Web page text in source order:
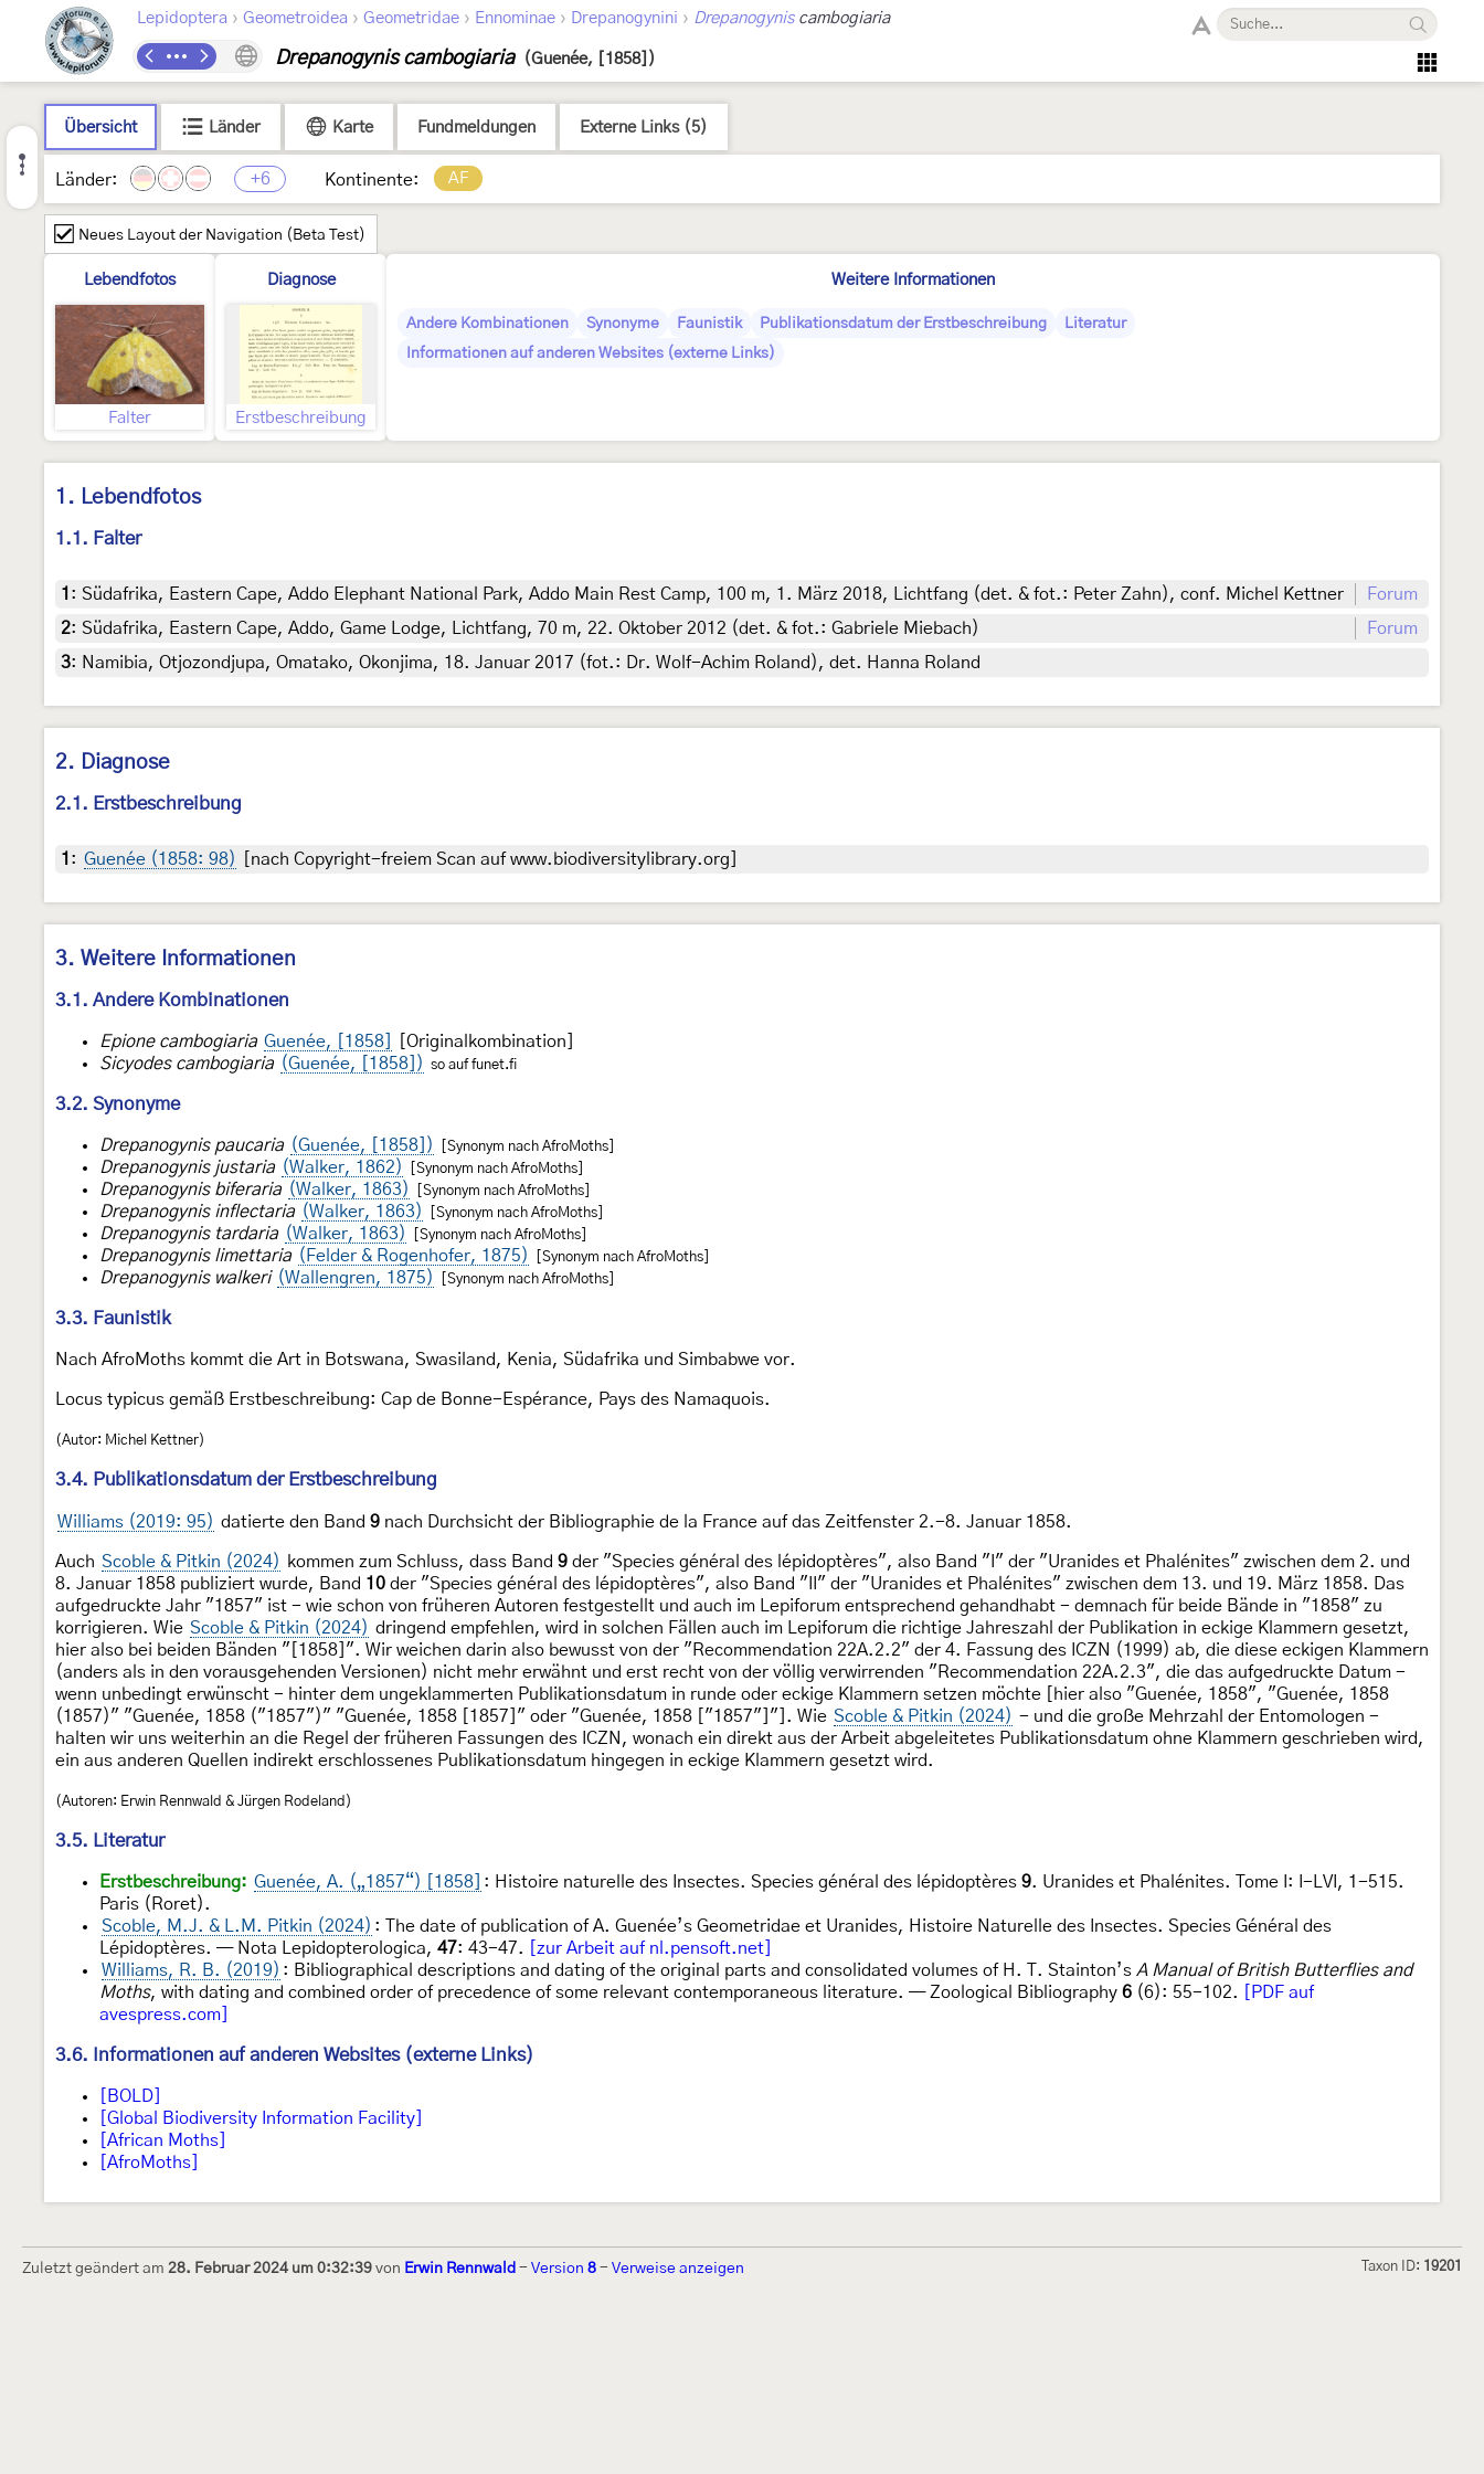
Lepidoptera › Geometroidea › Geometridae › Ennominae › Drepanogynini › Drepanogyniscambogiaria
Drepanogynis cambogiaria (Guenée, [1858])
Übersicht Länder Karte Fundmeldungen Externe Links (5)
Länder: +6 Kontinente: AF
Neues Layout der Navigation (Beta Test)
Lebendfotos
Falter
Diagnose
Erstbeschreibung
Weitere Informationen
Andere Kombinationen Synonyme Faunistik Publikationsdatum der Erstbeschreibung
Literatur
Informationen auf anderen Websites (externe Links)
1. Lebendfotos
1.1. Falter
1 : Südafrika, Eastern Cape, Addo Elephant National Park, Addo Main Rest Camp, 100 m, 1. März 2018, Lichtfang (det. & fot.: Peter Zahn), conf. Michel Kettner
Forum
2: Südafrika, Eastern Cape, Addo, Game Lodge, Lichtfang, 70 m, 22. Oktober 2012 (det. & fot.: Gabriele Miebach)
Forum
3: Namibia, Otjozondjupa, Omatako, Okonjima, 18. Januar 2017 (fot.: Dr. Wolf-Achim Roland), det. Hanna Roland
2. Diagnose
2.1. Erstbeschreibung
1 : Guenée (1858: 98) [nach Copyright-freiem Scan auf www.biodiversitylibrary.org]
3. Weitere Informationen
3.1. Andere Kombinationen
Epione cambogiaria Guenée, [1858]
[Originalkombination]
Sicyodes cambogiaria (Guenée, [1858]) so auf funet.fi
3.2. Synonyme
Drepanogynis paucaria (Guenée, [1858]) [Synonym nach AfroMoths]
Drepanogynis justaria (Walker, 1862) [Synonym nach AfroMoths]
Drepanogynis biferaria (Walker, 1863) [Synonym nach AfroMoths]
Drepanogynis inflectaria (Walker, 1863) [Synonym nach AfroMoths]
Drepanogynis tardaria (Walker, 1863) [Synonym nach AfroMoths]
Drepanogynis limettaria (Felder & Rogenhofer, 1875) [Synonym nach AfroMoths]
Drepanogynis walkeri (Wallengren, 1875) [Synonym nach AfroMoths]
3.3. Faunistik
Nach AfroMoths kommt die Art in Botswana, Swasiland, Kenia, Südafrika und Simbabwe vor.
Locus typicus gemäß Erstbeschreibung: Cap de Bonne-Espérance, Pays des Namaquois.
(Autor: Michel Kettner)
3.4. Publikationsdatum der Erstbeschreibung
Williams (2019: 95) datierte den Band 9 nach Durchsicht der Bibliographie de la France auf das Zeitfenster 2.-8. Januar 1858.
Auch Scoble & Pitkin (2024) kommen zum Schluss, dass Band 9 der "Species général des lépidoptères", also Band "I" der "Uranides et Phalénites" zwischen dem 2. und
8. Januar 1858 publiziert wurde, Band 10 der "Species général des lépidoptères", also Band "II" der "Uranides et Phalénites" zwischen dem 13. und 19. März 1858. Das
aufgedruckte Jahr "1857" ist - wie schon von früheren Autoren festgestellt und auch im Lepiforum entsprechend gehandhabt - demnach für beide Bände in "1858" zu
korrigieren. Wie Scoble & Pitkin (2024) dringend empfehlen, wird in solchen Fällen auch im Lepiforum die richtige Jahreszahl der Publikation in eckige Klammern gesetzt,
hier also bei beiden Bänden "[1858]". Wir weichen darin also bewusst von der "Recommendation 22A.2.2" der 4. Fassung des ICZN (1999) ab, die diese eckigen Klammern
(anders als in den vorausgehenden Versionen) nicht mehr erwähnt und erst recht von der völlig verwirrenden "Recommendation 22A.2.3", die das aufgedruckte Datum -
wenn unbedingt erwünscht - hinter dem ungeklammerten Publikationsdatum in runde oder eckige Klammern setzen möchte [hier also "Guenée, 1858", "Guenée, 1858
(1857)" "Guenée, 1858 ("1857")" "Guenée, 1858 [1857]" oder "Guenée, 1858 ["1857"]"]. Wie Scoble & Pitkin (2024) - und die große Mehrzahl der Entomologen -
halten wir uns weiterhin an die Regel der früheren Fassungen des ICZN, wonach ein direkt aus der Arbeit abgeleitetes Publikationsdatum ohne Klammern geschrieben wird,
ein aus anderen Quellen indirekt erschlossenes Publikationsdatum hingegen in eckige Klammern gesetzt wird.
(Autoren: Erwin Rennwald & Jürgen Rodeland)
3.5. Literatur
Erstbeschreibung: Guenée, A. („1857“) [1858] : Histoire naturelle des Insectes. Species général des lépidoptères 9. Uranides et Phalénites. Tome I: I-LVI, 1-515.
Paris (Roret).
Scoble, M.J. & L.M. Pitkin (2024) : The date of publication of A. Guenée’s Geometridae et Uranides, Histoire Naturelle des Insectes. Species Général des
Lépidoptères. — Nota Lepidopterologica, 47: 43-47.
[zur Arbeit auf nl.pensoft.net]
Williams, R. B. (2019) : Bibliographical descriptions and dating of the original parts and consolidated volumes of H. T. Stainton’s A Manual of British Butterflies and
Moths, with dating and combined order of precedence of some relevant contemporaneous literature. — Zoological Bibliography 6 (6): 55-102.
[PDF auf
avespress.com]
3.6. Informationen auf anderen Websites (externe Links)
[BOLD]
[Global Biodiversity Information Facility]
[African Moths]
[AfroMoths]
Zuletzt geändert am 28. Februar 2024 um 0:32:39 von Erwin Rennwald - Version 8 - Verweise anzeigen Taxon ID: 19201